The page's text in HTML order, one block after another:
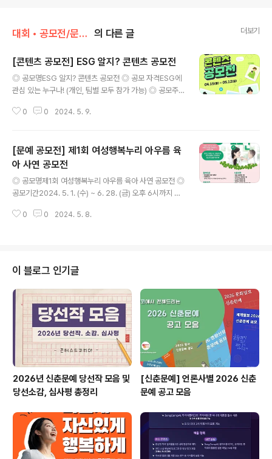
대회 • 공모전/문학 • 문예 • 네이밍 • 슬로건 의 다른 글 더보기
[콘텐츠 공모전] ESG 알지? 콘텐츠 공모전
◎ 공모명ESG 알지? 콘텐츠 공모전 ◎ 공모 자격ESG에
관심 있는 누구나! (개인, 팀별 모두 참가 가능) ◎ 공모주
구환경) : 기후변화, 환경오염, 생물 다양성, 생활 속 플라스
사회의 다양한 문제와 이야기 등- G (지배구조) : 경제 사
회 문제(기술, 주거, 고용, 생산소비, 사회구조 등)② 알지?
APP 메시지/미션 참여형알지? APP 내 메시지/미션을 직
접 참여 및 실천하고 체험기 작성: 용기내 챌린지, 싹싹비우
기 챌린지, 선플챌린지, 유니버설디자인 인증 챌린지 등: 알
지? APP 내에 매달 진행되는 장기..
0 0 2024. 5. 9.
[문예 공모전] 제1회 여성행복누리 아우름 육
아 사연 공모전
◎ 공모명제1회 여성행복누리 아우름 육아 사연 공모전 ◎
공모기간2024. 5. 1. (수) ~ 6. 28. (금) 오후 6시까지 ◎
족센터 등 복지시설에서 근무하는 사회복지사 ◎ 공모주
부모, 미혼모·부, 가족센터 등 복지시설에서 근무하면서 겪
은 위기상황 지원사례(사회복지사) ◎ 접수방법이메일 접
수: happyaurm@hanmail.net* 한글파일 제출(2가지):
① 공모-홍길동(성명), ② 참가신청서-홍길동(성명) ◎ 원
고 작성기준- 파일형식 : 한글 파일(HWP)- 분 ..
0 0 2024. 5. 8.
이 블로그 인기글
2026년 신춘문예 당선작 모음 및
당선소감, 심사평 총정리
[신춘문예] 언론사별 2026 신춘
문예 공고 모음